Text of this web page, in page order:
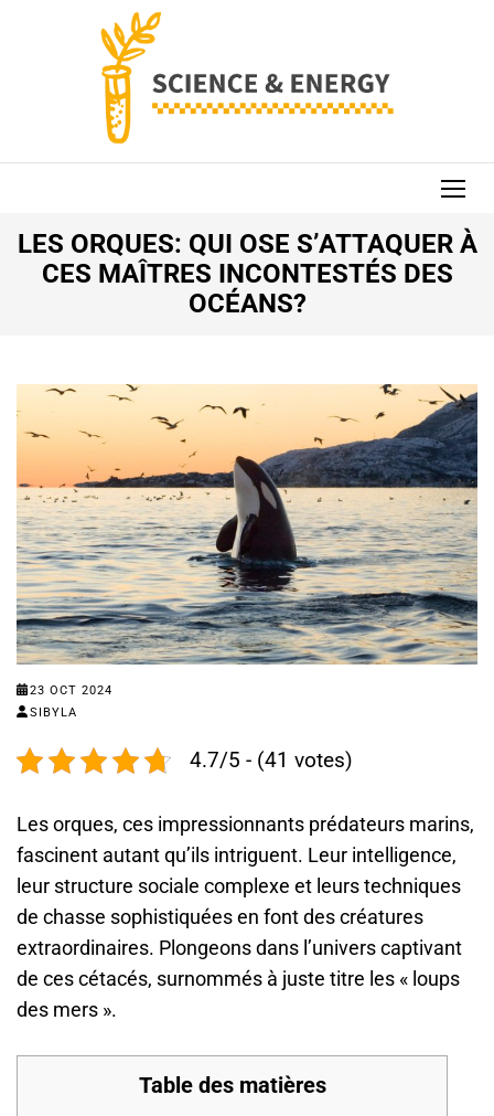
SCIENCE AND
LES ORQUES: QUI OSE S’ATTAQUER À
CES MAÎTRES INCONTESTÉS DES
OCÉANS?
23 OCT 2024
SIBYLA
4.7/5 - (41 votes)
Les orques, ces impressionnants prédateurs marins,
fascinent autant qu’ils intriguent. Leur intelligence,
leur structure sociale complexe et leurs techniques
de chasse sophistiquées en font des créatures
extraordinaires. Plongeons dans l’univers captivant
de ces cétacés, surnommés à juste titre les « loups
des mers ».
Table des matières